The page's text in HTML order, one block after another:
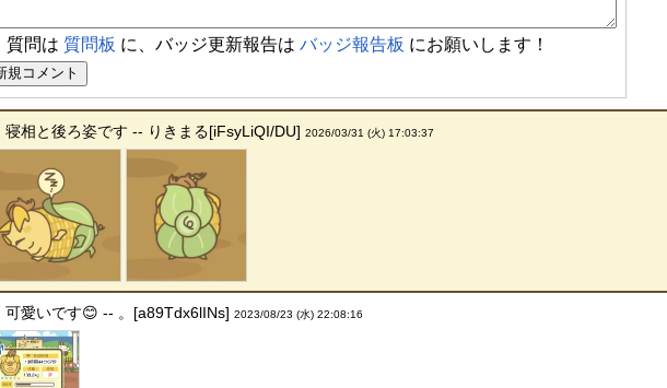
問は 質問板 に、バッジ更新報告はバッジ報告板 にお願いします！
寝相と後ろ姿です -- りきまる[iFsyLiQI/DU]2026/03/31 (火) 17:03:37
可愛いです😊 -- 。[a89Tdx6lINs]2023/08/23 (水) 22:08:16